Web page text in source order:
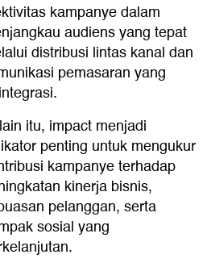
kampanye dalam
audiens yang tepat
distribusi lintas kanal dan
pemasaran yang
itu, impact menjadi
penting untuk mengukur
kampanye terhadap
kinerja bisnis,
pelanggan, serta
sosial yang